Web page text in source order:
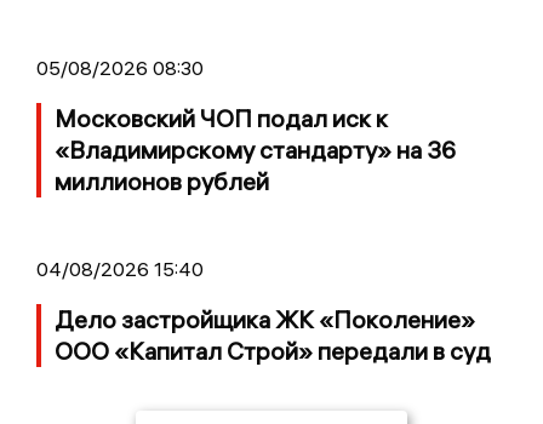
05/08/2026 08:30
Московский ЧОП подал иск к
«Владимирскому стандарту» на 36
миллионов рублей
04/08/2026 15:40
Дело застройщика ЖК «Поколение»
ООО «Капитал Строй» передали в суд